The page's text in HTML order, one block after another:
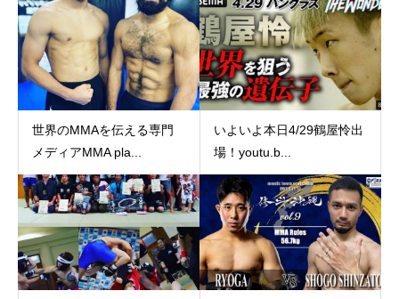
世界のMMAを伝える専門
メディアMMA pla...
いよいよ本日4/29鶴屋怜出
場！youtu.b...